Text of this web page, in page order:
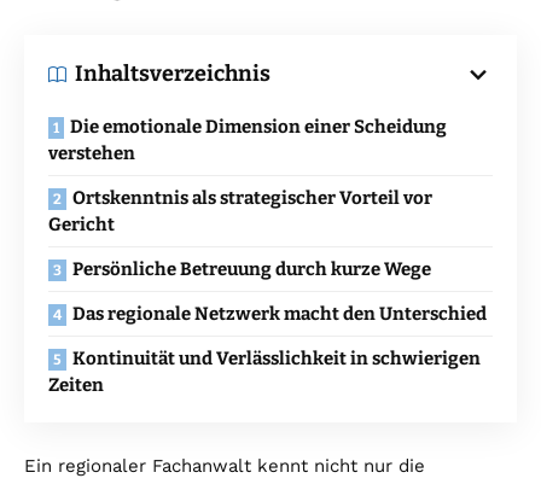
Inhaltsverzeichnis
Die emotionale Dimension einer Scheidung
verstehen
Ortskenntnis als strategischer Vorteil vor
Gericht
Persönliche Betreuung durch kurze Wege
Das regionale Netzwerk macht den Unterschied
Kontinuität und Verlässlichkeit in schwierigen
Zeiten
Ein regionaler Fachanwalt kennt nicht nur die